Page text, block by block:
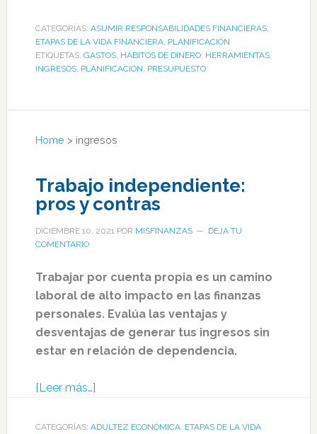
CATEGORÍAS: ASUMIR RESPONSABILIDADES FINANCIERAS,
ETAPAS DE LA VIDA FINANCIERA, PLANIFICACIÓN
ETIQUETAS: GASTOS, HÁBITOS DE DINERO, HERRAMIENTAS,
INGRESOS, PLANIFICACIÓN, PRESUPUESTO
Home > ingresos
Trabajo independiente:
pros y contras
DICIEMBRE 10, 2021POR MISFINANZAS
DEJA TU
COMENTARIO
Trabajar por cuenta propia es un camino
laboral de alto impacto en las finanzas
personales. Evalúa las ventajas y
desventajas de generar tus ingresos sin
estar en relación de dependencia.
[Leer más…]
CATEGORÍAS: ADULTEZ ECONÓMICA, ETAPAS DE LA VIDA